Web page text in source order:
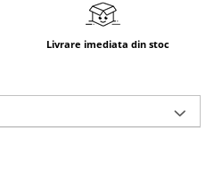
Livrare imediata din stoc